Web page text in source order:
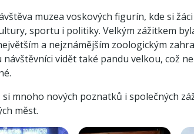
muzea voskových figurín, kde si
sportu i politiky. Velkým zážitkem
a nejznámějším zoologickým
vidět také pandu velkou, což
si mnoho nových poznatků i společných
měst.